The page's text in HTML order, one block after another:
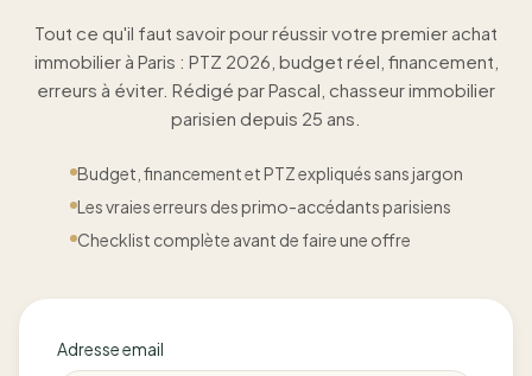
Prendre rendez-vous
Tout ce qu'il faut savoir pour réussir votre premier achat
immobilier à Paris : PTZ 2026, budget réel, financement,
erreurs à éviter. Rédigé par Pascal, chasseur immobilier
parisien depuis 25 ans.
Budget, financement et PTZ expliqués sans jargon
Les vraies erreurs des primo-accédants parisiens
Checklist complète avant de faire une offre
Adresse email